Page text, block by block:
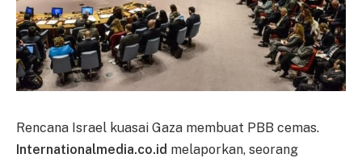
Rencana Israel kuasai Gaza membuat PBB cemas.
Internationalmedia.co.id melaporkan, seorang